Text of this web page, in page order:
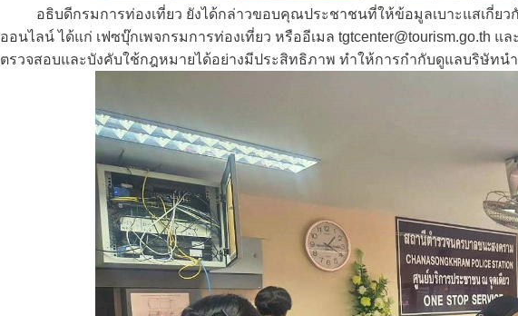
อธิบดีกรมการท่องเที่ยว ยังได้กล่าวขอบคุณประชาชนที่ให้ข้อมูลเบาะแสเกี่ย
ออนไลน์ ได้แก่ เฟซบุ๊กเพจกรมการท่องเที่ยว หรืออีเมลtgtcenter@tourism.go.th และ
ตรวจสอบและบังคับใช้กฎหมายได้อย่างมีประสิทธิภาพ ทำให้การกำกับดูแลบริษัทน